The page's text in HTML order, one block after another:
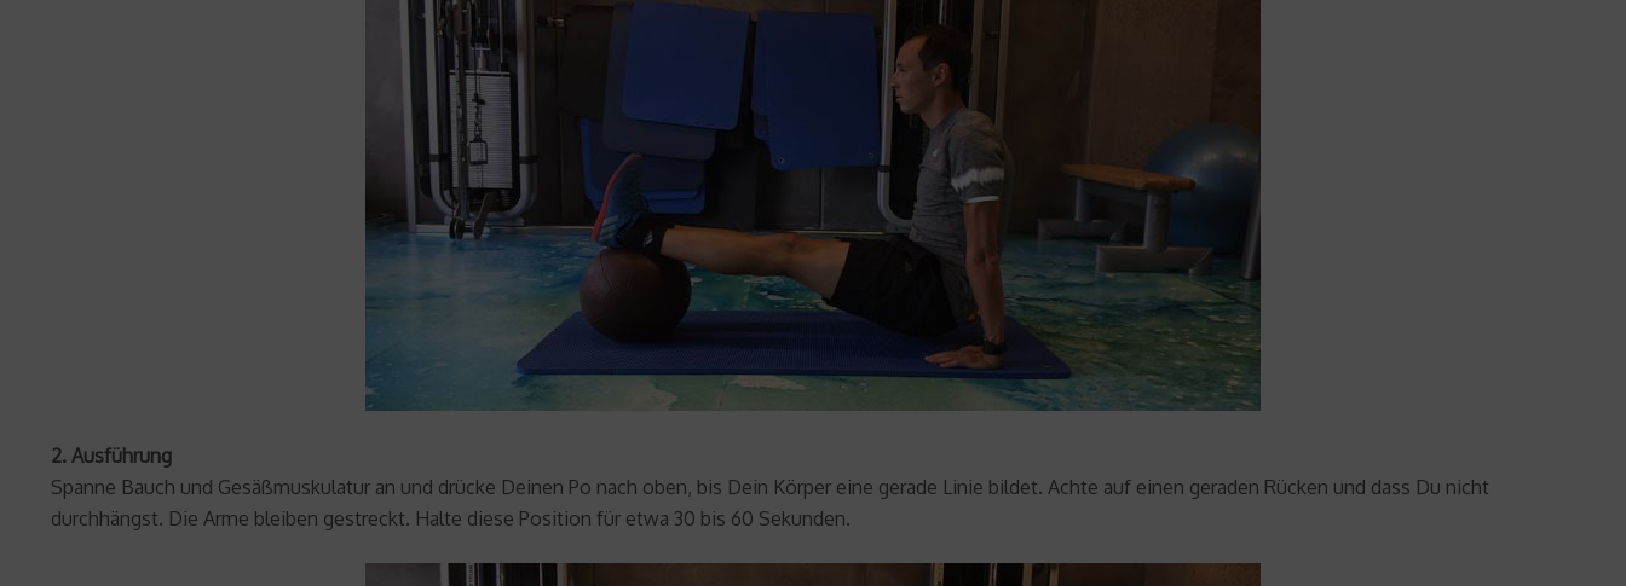
2. Ausführung
Spanne Bauch und Gesäßmuskulatur an und drücke Deinen Po nach oben, bis Dein Körper eine gerade Linie bildet. Achte auf einen geraden Rücken und dass Du nicht
durchhängst. Die Arme bleiben gestreckt. Halte diese Position für etwa 30 bis 60 Sekunden.